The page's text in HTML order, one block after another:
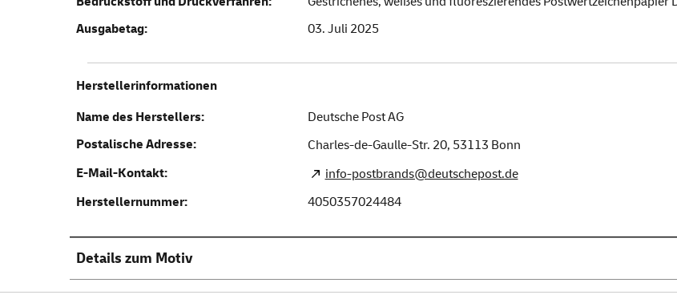
Ausgabetag:
03. Juli 2025
Herstellerinformationen
Name des Herstellers:
Deutsche Post AG
Postalische Adresse:
Charles-de-Gaulle-Str. 20, 53113 Bonn
E-Mail-Kontakt:
info-postbrands@deutschepost.de
Herstellernummer:
4050357024484
Details zum Motiv